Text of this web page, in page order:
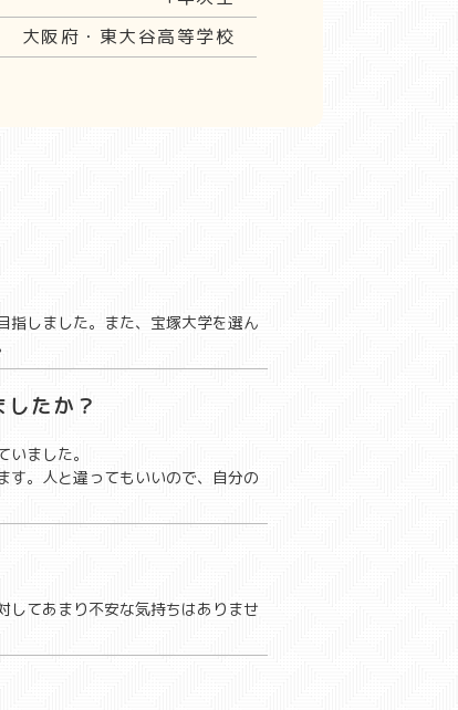
大阪府・東大谷高等学校
指しました。また、宝塚大学を選ん
たか？
ました。
す。人と違ってもいいので、自分の
してあまり不安な気持ちはありませ